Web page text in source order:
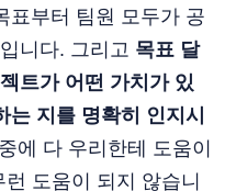
표부터 팀원 모두가 공
니다. 그리고 목표 달
트가 어떤 가치가 있
지를 명확히 인지시
에 다 우리한테 도움이
도움이 되지 않습니